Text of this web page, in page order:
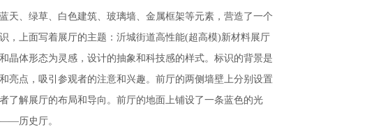
天、绿草、白色建筑、玻璃墙、金属框架等元素，营造了一个
，上面写着展厅的主题：沂城街道高性能(超高模)新材料展厅
体形态为灵感，设计的抽象和科技感的样式。标识的背景是
亮点，吸引参观者的注意和兴趣。前厅的两侧墙壁上分别设置
了解展厅的布局和导向。前厅的地面上铺设了一条蓝色的光
历史厅。